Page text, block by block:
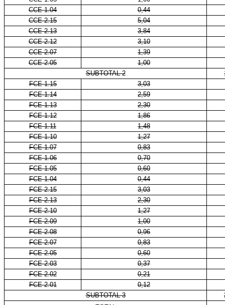
CCE 1.04
0,44
CCE 2.15
5,04
CCE 2.13
3,84
CCE 2.12
3,10
CCE 2.07
1,39
CCE 2.05
1,00
SUBTOTAL 2
FCE 1.15
3,03
FCE 1.14
2,59
FCE 1.13
2,30
FCE 1.12
1,86
FCE 1.11
1,48
FCE 1.10
1,27
FCE 1.07
0,83
FCE 1.06
0,70
FCE 1.05
0,60
FCE 1.04
0,44
FCE 2.15
3,03
FCE 2.13
2,30
FCE 2.10
1,27
FCE 2.09
1,00
FCE 2.08
0,96
FCE 2.07
0,83
FCE 2.05
0,60
FCE 2.03
0,37
FCE 2.02
0,21
FCE 2.01
0,12
SUBTOTAL 3